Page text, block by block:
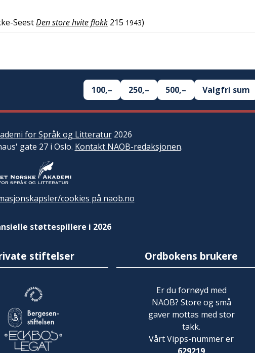
SeestDen store hvite flokk 215 1943)
100,– 250,– 500,– Valgfri sum
for Språk og Litteratur2026
gate 27 i Oslo. Kontakt NAOB-redaksjonen.
cookies på naob.no
støttespillere i 2026
stiftelser Ordbokens brukere
Er du fornøyd med
NAOB? Store og små
gaver mottas med stor
takk.
Vårt Vipps-nummer er